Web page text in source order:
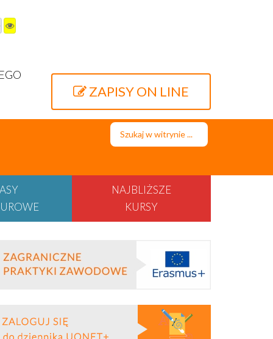
ZAPISY ON LINE
Szukaj...
NAJBLIŻSZE
KURSY